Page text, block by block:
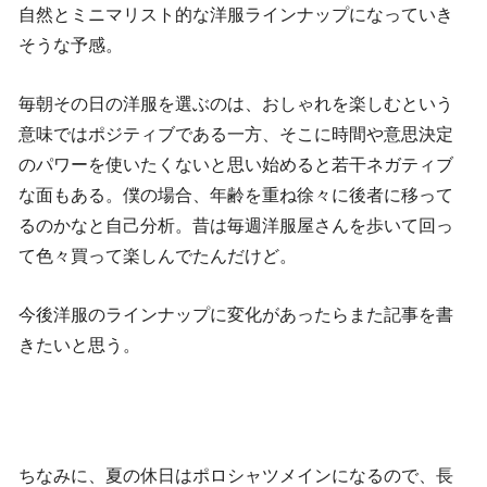
自然とミニマリスト的な洋服ラインナップになっていき
そうな予感。
毎朝その日の洋服を選ぶのは、おしゃれを楽しむという
意味ではポジティブである一方、そこに時間や意思決定
のパワーを使いたくないと思い始めると若干ネガティブ
な面もある。僕の場合、年齢を重ね徐々に後者に移って
るのかなと自己分析。昔は毎週洋服屋さんを歩いて回っ
て色々買って楽しんでたんだけど。
今後洋服のラインナップに変化があったらまた記事を書
きたいと思う。
ちなみに、夏の休日はポロシャツメインになるので、長